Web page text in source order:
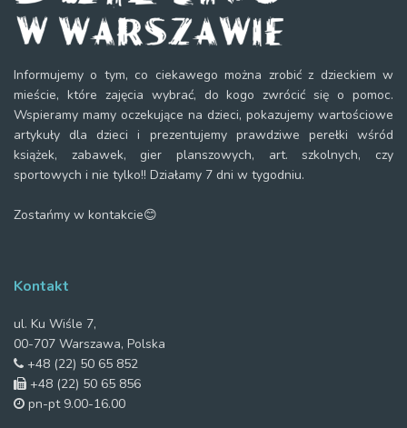
Informujemy o tym, co ciekawego można zrobić z dzieckiem w
mieście, które zajęcia wybrać, do kogo zwrócić się o pomoc.
Wspieramy mamy oczekujące na dzieci, pokazujemy wartościowe
artykuły dla dzieci i prezentujemy prawdziwe perełki wśród
książek, zabawek, gier planszowych, art. szkolnych, czy
sportowych i nie tylko!! Działamy 7 dni w tygodniu.
Zostańmy w kontakcie😊
Kontakt
ul. Ku Wiśle 7,
00-707 Warszawa, Polska
+48 (22) 50 65 852
+48 (22) 50 65 856
pn-pt 9.00-16.00